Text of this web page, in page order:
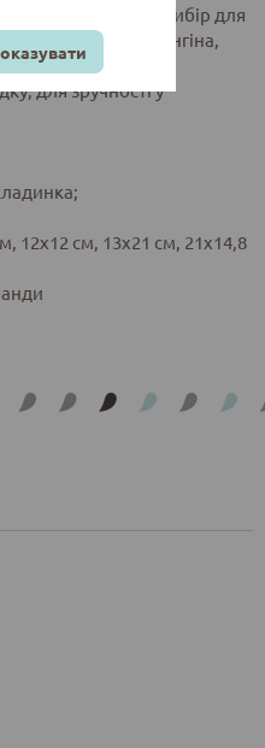
- чудовий вибiр для
пастель, олівці, сангіна,
та подорожей.
для зручності у
12х12 см, 13х21 см, 21х14,8